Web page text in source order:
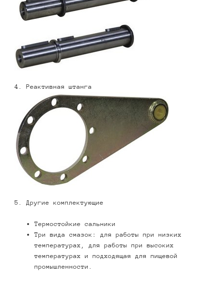
4. Реактивная штанга
5. Другие комплектующие
Термостойкие сальники
Три вида смазок: для работы при низких
температурах, для работы при высоких
температурах и подходящая для пищевой
промышленности.